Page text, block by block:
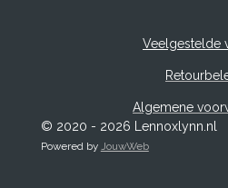
Veelgestelde
Algemene
© 2020 - 2026 Lennoxlynn.nl
Powered by JouwWeb